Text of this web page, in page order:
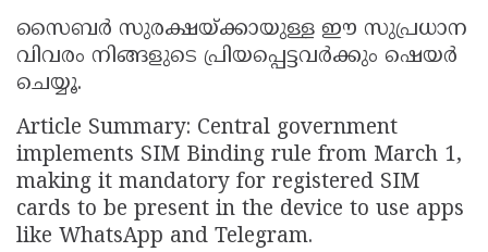
സൈബർ സുരക്ഷയ്ക്കായുള്ള ഈ സുപ്രധാന
വിവരം നിങ്ങളുടെ പ്രിയപ്പെട്ടവർക്കും ഷെയർ
ചെയ്യൂ.
Article Summary: Central government
implements SIM Binding rule from March 1,
making it mandatory for registered SIM
cards to be present in the device to use apps
like WhatsApp and Telegram.